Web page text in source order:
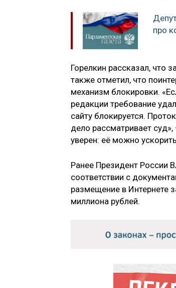
про
Горелкин рассказал, что
также отметил, что
механизм блокировки.
редакции требование
сайту блокируется.
дело рассматривает
уверен: её можно
Ранее Президент России
соответствии с
размещение в Интернете
миллиона рублей.